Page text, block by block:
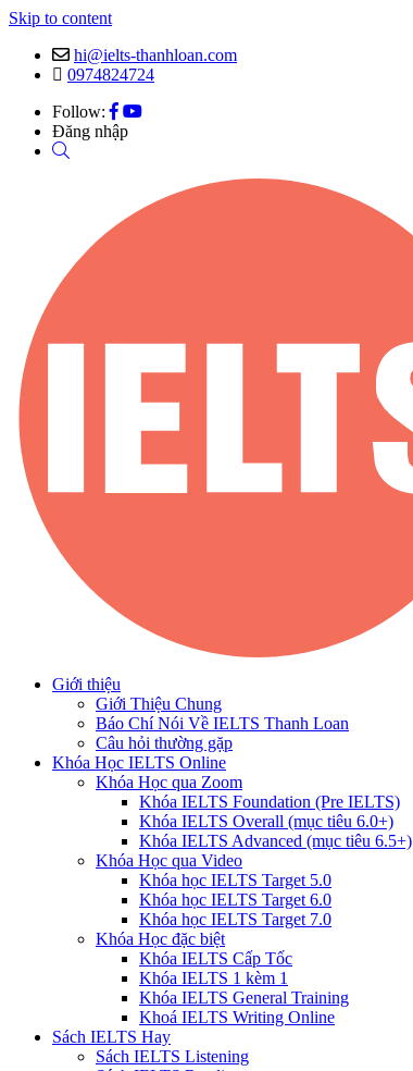
Skip to content
hi@ielts-thanhloan.com
0974824724
Follow:
Đăng nhập
Giới thiệu
Giới Thiệu Chung
Báo Chí Nói Về IELTS Thanh Loan
Câu hỏi thường gặp
Khóa Học IELTS Online
Khóa Học qua Zoom
Khóa IELTS Foundation (Pre IELTS)
Khóa IELTS Overall (mục tiêu 6.0+)
Khóa IELTS Advanced (mục tiêu 6.5+)
Khóa Học qua Video
Khóa học IELTS Target 5.0
Khóa học IELTS Target 6.0
Khóa học IELTS Target 7.0
Khóa Học đặc biệt
Khóa IELTS Cấp Tốc
Khóa IELTS 1 kèm 1
Khóa IELTS General Training
Khoá IELTS Writing Online
Sách IELTS Hay
Sách IELTS Listening